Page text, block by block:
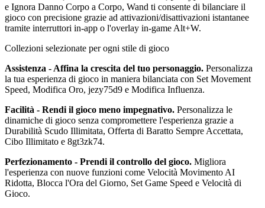
e Ignora Danno Corpo a Corpo, Wand ti consente di bilanciare il
gioco con precisione grazie ad attivazioni/disattivazioni istantanee
tramite interruttori in-app o l'overlay in-game Alt+W.
Collezioni selezionate per ogni stile di gioco
Assistenza - Affina la crescita del tuo personaggio. Personalizza
la tua esperienza di gioco in maniera bilanciata con Set Movement
Speed, Modifica Oro, jezy75d9 e Modifica Influenza.
Facilità - Rendi il gioco meno impegnativo. Personalizza le
dinamiche di gioco senza compromettere l'esperienza grazie a
Durabilità Scudo Illimitata, Offerta di Baratto Sempre Accettata,
Cibo Illimitato e 8gt3zk74.
Perfezionamento - Prendi il controllo del gioco. Migliora
l'esperienza con nuove funzioni come Velocità Movimento AI
Ridotta, Blocca l'Ora del Giorno, Set Game Speed e Velocità di
Gioco.